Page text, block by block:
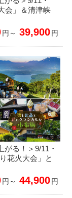
会」＆清津峡
円～ 39,900円
がる！＞9/11・
花火大会」と
円～ 44,900円